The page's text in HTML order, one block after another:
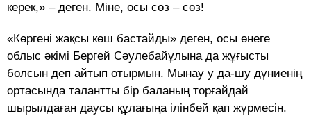
керек,» – деген. Міне, осы сөз – сөз!
«Көргені жақсы көш бастайды» деген, осы өнеге
облыс әкімі Бергей Сәулебайұлына да жұғысты
болсын деп айтып отырмын. Мынау у да-шу дүниенің
ортасында талантты бір баланың торғайдай
шырылдаған даусы құлағыңа ілінбей қап жүрмесін.